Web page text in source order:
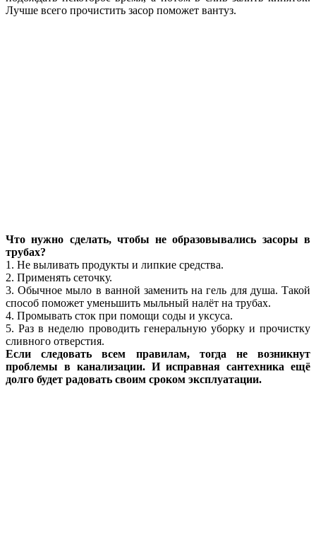
Лучше всего прочистить засор поможет вантуз.
Что нужно сделать, чтобы не образовывались засоры в
трубах?
1. Не выливать продукты и липкие средства.
2. Применять сеточку.
3. Обычное мыло в ванной заменить на гель для душа. Такой
способ поможет уменьшить мыльный налёт на трубах.
4. Промывать сток при помощи соды и уксуса.
5. Раз в неделю проводить генеральную уборку и прочистку
сливного отверстия.
Если следовать всем правилам, тогда не возникнут
проблемы в канализации. И исправная сантехника ещё
долго будет радовать своим сроком эксплуатации.